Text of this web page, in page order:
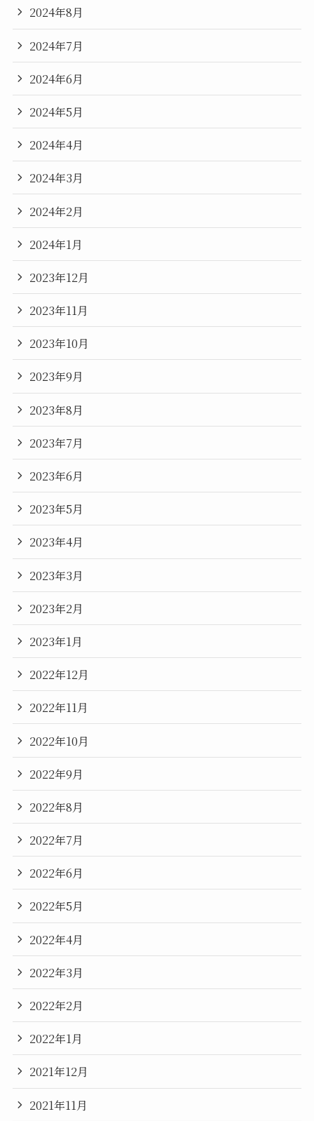
2024年8月
2024年7月
2024年6月
2024年5月
2024年4月
2024年3月
2024年2月
2024年1月
2023年12月
2023年11月
2023年10月
2023年9月
2023年8月
2023年7月
2023年6月
2023年5月
2023年4月
2023年3月
2023年2月
2023年1月
2022年12月
2022年11月
2022年10月
2022年9月
2022年8月
2022年7月
2022年6月
2022年5月
2022年4月
2022年3月
2022年2月
2022年1月
2021年12月
2021年11月